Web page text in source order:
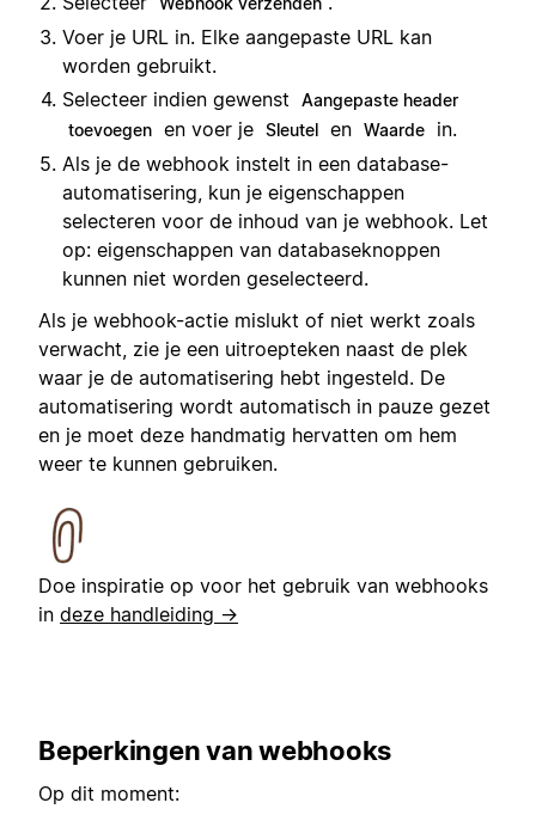
Voer je URL in. Elke aangepaste URL kan
worden gebruikt.
Selecteer indien gewenst
Aangepaste header
toevoegen en voer je Sleutel en Waarde
in.
Als je de webhook instelt in een database-
automatisering, kun je eigenschappen
selecteren voor de inhoud van je webhook. Let
op: eigenschappen van databaseknoppen
kunnen niet worden geselecteerd.
Als je webhook-actie mislukt of niet werkt zoals
verwacht, zie je een uitroepteken naast de plek
waar je de automatisering hebt ingesteld. De
automatisering wordt automatisch in pauze gezet
en je moet deze handmatig hervatten om hem
weer te kunnen gebruiken.
Doe inspiratie op voor het gebruik van webhooks
in deze handleiding →
Beperkingen van webhooks
Op dit moment: